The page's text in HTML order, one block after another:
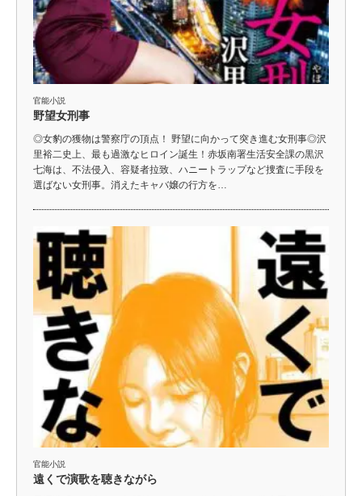
官能小説
野望女刑事
◎女豹の獲物は警察庁の頂点！ 野望に向かって突き進む女刑事◎沢
里裕二史上、最も過激なヒロイン誕生！赤坂南署生活安全課の黒沢
七海は、不法侵入、容疑者拉致、ハニートラップなど捜査に手段を
選ばない女刑事。消えたキャバ嬢の行方を…
官能小説
遠くで演歌を聴きながら